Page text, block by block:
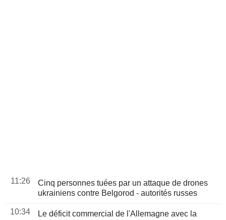
11:26
Cinq personnes tuées par un attaque de drones
ukrainiens contre Belgorod - autorités russes
10:34
Le déficit commercial de l'Allemagne avec la